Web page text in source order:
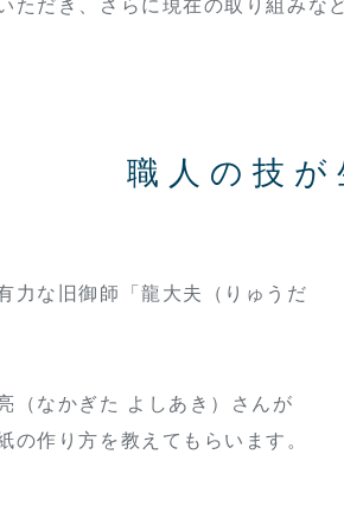
ただき、さらに現在の取り組みな
職人の技
力な旧御師「龍大夫（りゅうだ
（なかぎた よしあき）さんが
の作り方を教えてもらいます。